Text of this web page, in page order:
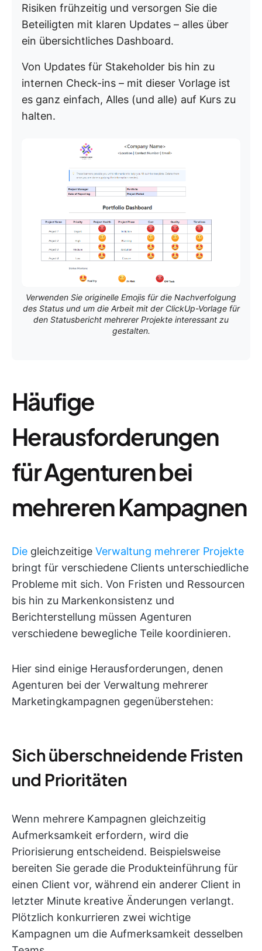
Risiken frühzeitig und versorgen Sie die
Beteiligten mit klaren Updates – alles über
ein übersichtliches Dashboard.
Von Updates für Stakeholder bis hin zu
internen Check-ins – mit dieser Vorlage ist
es ganz einfach, Alles (und alle) auf Kurs zu
halten.
Verwenden Sie originelle Emojis für die Nachverfolgung
des Status und um die Arbeit mit der ClickUp-Vorlage für
den Statusbericht mehrerer Projekte interessant zu
gestalten.
Häufige
Herausforderungen
für Agenturen bei
mehreren Kampagnen
Die gleichzeitige Verwaltung mehrerer Projekte
bringt für verschiedene Clients unterschiedliche
Probleme mit sich. Von Fristen und Ressourcen
bis hin zu Markenkonsistenz und
Berichterstellung müssen Agenturen
verschiedene bewegliche Teile koordinieren.
Hier sind einige Herausforderungen, denen
Agenturen bei der Verwaltung mehrerer
Marketingkampagnen gegenüberstehen:
Sich überschneidende Fristen
und Prioritäten
Wenn mehrere Kampagnen gleichzeitig
Aufmerksamkeit erfordern, wird die
Priorisierung entscheidend. Beispielsweise
bereiten Sie gerade die Produkteinführung für
einen Client vor, während ein anderer Client in
letzter Minute kreative Änderungen verlangt.
Plötzlich konkurrieren zwei wichtige
Kampagnen um die Aufmerksamkeit desselben